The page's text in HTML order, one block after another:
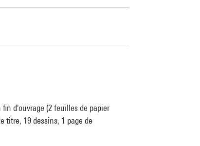
d'ouvrage (2 feuilles de papier
titre, 19 dessins, 1 page de